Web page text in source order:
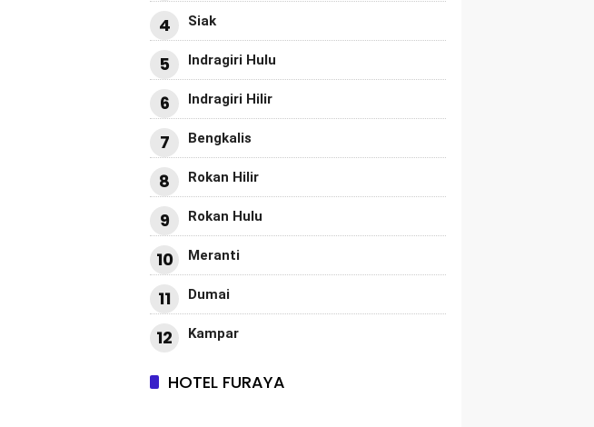
4 Siak
5 Indragiri Hulu
6 Indragiri Hilir
7 Bengkalis
8 Rokan Hilir
9 Rokan Hulu
10 Meranti
11 Dumai
12 Kampar
HOTEL FURAYA